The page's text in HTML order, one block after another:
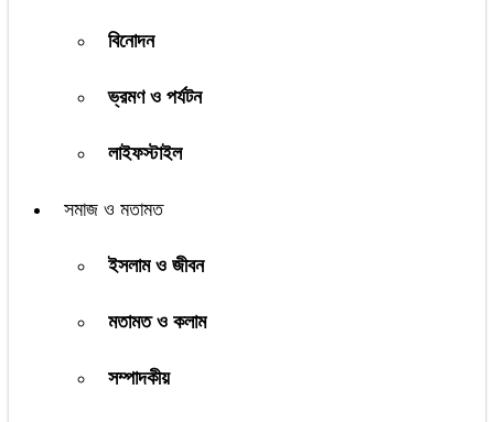
বিনোদন
ভ্রমণ ও পর্যটন
লাইফস্টাইল
সমাজ ও মতামত
ইসলাম ও জীবন
মতামত ও কলাম
সম্পাদকীয়